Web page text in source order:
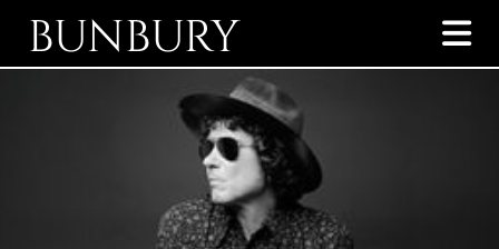
BUNBURY 